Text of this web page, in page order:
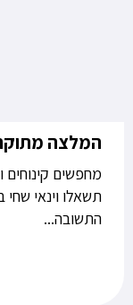
המלצה מתוקה
מחפשים
תשאלו וינאי
התשובה...